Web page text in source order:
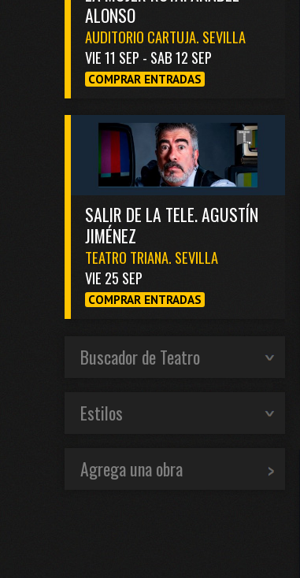
ALONSO
AUDITORIO CARTUJA. SEVILLA
VIE 11 SEP - SAB 12 SEP
COMPRAR ENTRADAS
SALIR DE LA TELE. AGUSTÍN
JIMÉNEZ
TEATRO TRIANA. SEVILLA
VIE 25 SEP
COMPRAR ENTRADAS
Buscador de Teatro
Estilos
Agrega una obra